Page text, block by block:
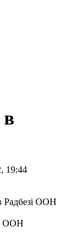
в
19:44
ООН